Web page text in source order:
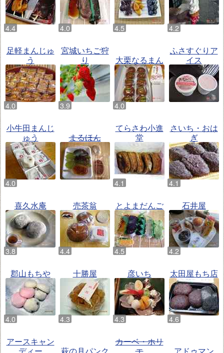
足軽まんじゅ
う
宮城いちご狩
り
大栗なるまん
ふさすぐりア
イス
小牛田まんじ
ゅう
まるほん
てらさわ小進
堂
さいち・おは
ぎ
喜久水庵 売茶翁 とよまだんご 石井屋
郡山もちや 十勝屋 彦いち 太田屋もち店
アースキャン
カーベ・ホリ